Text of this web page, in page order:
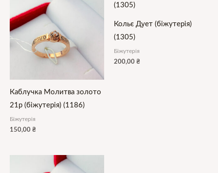
Каблучка Молитва золото
21р (біжутерія) (1186)
Біжутерія
150,00 ₴
Кольє Дует (біжутерія)
(1305)
Біжутерія
200,00 ₴